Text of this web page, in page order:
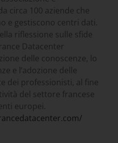
circa 100 aziende che
e gestiscono centri dati.
riflessione sulle sfide
Datacenter
delle conoscenze, lo
e l’adozione delle
dei professionisti, al fine
del settore francese
europei.